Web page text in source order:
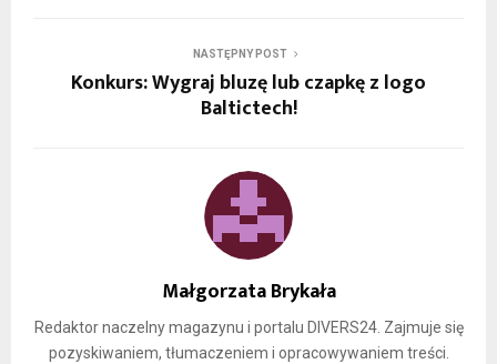
NASTĘPNY POST
Konkurs: Wygraj bluzę lub czapkę z logo
Baltictech!
Małgorzata Brykała
Redaktor naczelny magazynu i portalu DIVERS24. Zajmuje się
pozyskiwaniem, tłumaczeniem i opracowywaniem treści.